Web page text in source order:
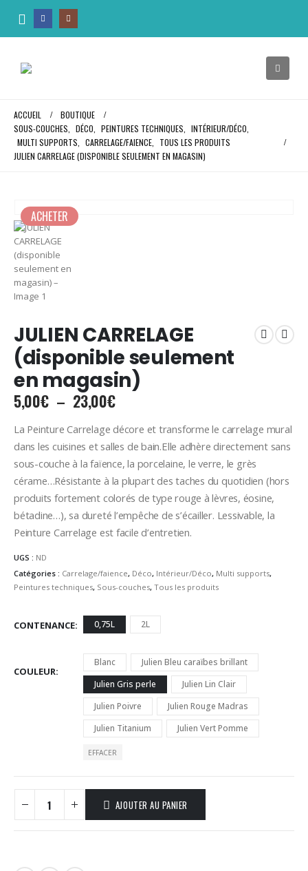
ACCUEIL
BOUTIQUE
SOUS-COUCHES
DÉCO PEINTURES TECHNIQUES INTÉRIEUR/DÉCO
MULTI SUPPORTS
CARRELAGE/FAIENCE
TOUS LES PRODUITS
JULIEN CARRELAGE (DISPONIBLE SEULEMENT EN MAGASIN)
ACHETER
JULIEN CARRELAGE
(disponible seulement
en magasin)
5,00€ – 23,00€Plage
de
prix :
5,00€
à
23,00€
La Peinture Carrelage décore et transforme le carrelage mural
dans les cuisines et salles de bain.Elle adhère directement sans
sous-couche à la faïence, la porcelaine, le verre, le grès
cérame…Résistante à la plupart des taches du quotidien (hors
produits fortement colorés de type rouge à lèvres, éosine,
bétadine…), sa dureté l’empêche de s’écailler. Lessivable, la
Peinture Carrelage est facile d’entretien.
UGS : ND
Catégories : Carrelage/faience, Déco, Intérieur/Déco, Multi supports,
Peintures techniques, Sous-couches, Tous les produits
CONTENANCE 0,75L 2L
COULEUR
Blanc
Julien Bleu caraïbes brillant
Julien Gris perle
Julien Lin Clair
Julien Poivre
Julien Rouge Madras
Julien Titanium
Julien Vert Pomme
EFFACER
AJOUTER AU PANIER